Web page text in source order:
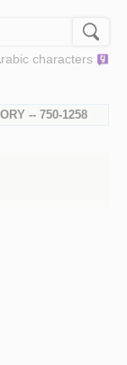
characters
-- 750-1258